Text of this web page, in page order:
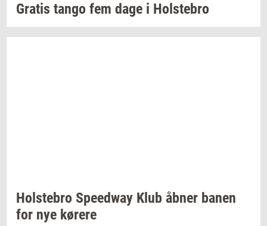
Gra­tis tango fem dage i Holste­bro
Holste­bro Spe­edway Klub åbner banen
for nye kø­re­re